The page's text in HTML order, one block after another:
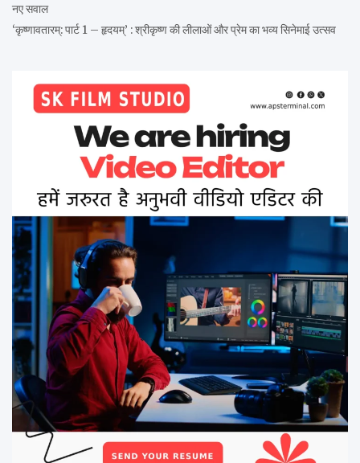
नए सवाल
‘कृष्णावतारम्: पार्ट 1 – हृदयम्’ : श्रीकृष्ण की लीलाओं और प्रेम का भव्य सिनेमाई उत्सव